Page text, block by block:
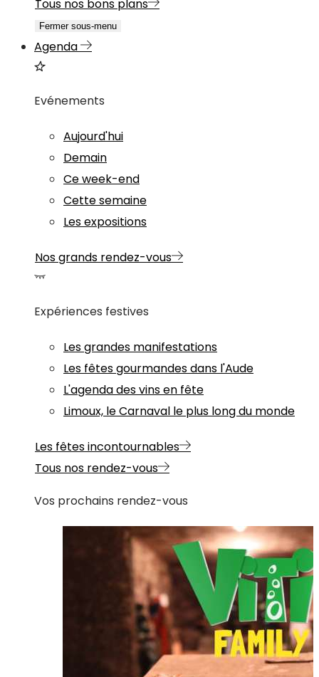
Tous nos bons plans
Fermer sous-menu
Agenda
Evénements
Aujourd'hui
Demain
Ce week-end
Cette semaine
Les expositions
Nos grands rendez-vous
Expériences festives
Les grandes manifestations
Les fêtes gourmandes dans l'Aude
L'agenda des vins en fête
Limoux, le Carnaval le plus long du monde
Les fêtes incontournables
Tous nos rendez-vous
Vos prochains rendez-vous